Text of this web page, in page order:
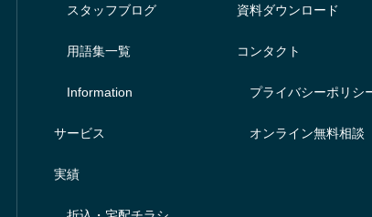
スタッフブログ
用語集一覧
Information
サービス
実績
資料ダウンロード
コンタクト
プライバシーポリシ
オンライン無料相談